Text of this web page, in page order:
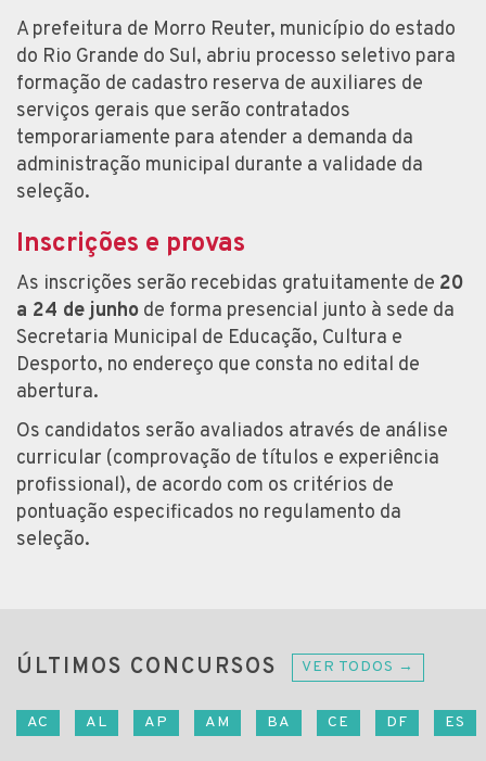
A prefeitura de Morro Reuter, município do estado
do Rio Grande do Sul, abriu processo seletivo para
formação de cadastro reserva de auxiliares de
serviços gerais que serão contratados
temporariamente para atender a demanda da
administração municipal durante a validade da
seleção.
Inscrições e provas
As inscrições serão recebidas gratuitamente de 20
a 24 de junho de forma presencial junto à sede da
Secretaria Municipal de Educação, Cultura e
Desporto, no endereço que consta no edital de
abertura.
Os candidatos serão avaliados através de análise
curricular (comprovação de títulos e experiência
profissional), de acordo com os critérios de
pontuação especificados no regulamento da
seleção.
ÚLTIMOS CONCURSOS VER TODOS →
AC AL AP AM BA CE DF ES